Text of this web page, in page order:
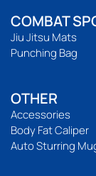
COMBAT
Jiu Jitsu Mats
Punching Bag
OTHER
Accessories
Body Fat Caliper
Auto Sturring